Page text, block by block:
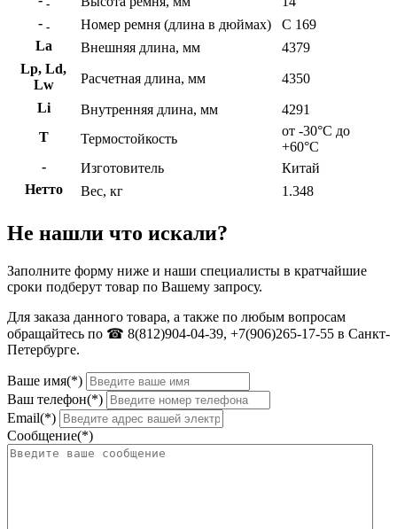
-
- - Номер ремня (длина в дюймах)
С 169
La
Внешняя длина, мм
4379
Lp, Ld,
Lw
Расчетная длина, мм
4350
Li
Внутренняя длина, мм
4291
Т
Термостойкость
от -30°C до
+60°C
-
Изготовитель
Китай
Нетто
Вес, кг 1.348
Не нашли что искали?
Заполните форму ниже и наши специалисты в кратчайшие
сроки подберут товар по Вашему запросу.
Для заказа данного товара, а также по любым вопросам
обращайтесь по ☎ 8(812)904-04-39, +7(906)265-17-55 в Санкт-
Петербурге.
Ваше имя(*)
Ваш телефон(*)
Email(*)
Сообщение(*)